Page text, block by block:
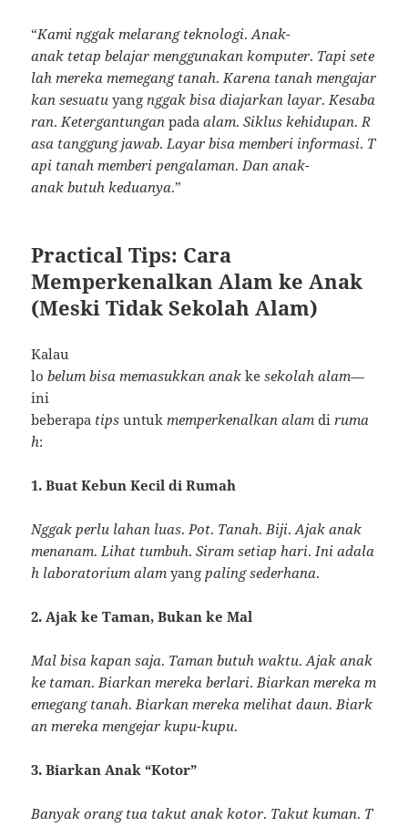
“Kami nggak melarang teknologi.Anak-
anak tetap belajar menggunakan komputer. Tapi sete
lah mereka memegang tanah. Karena tanah mengajar
kan sesuatu yang nggak bisa diajarkan layar. Kesaba
ran. Ketergantungan padaalam.Siklus kehidupan. R
asa tanggung jawab. Layar bisa memberi informasi. T
api tanah memberi pengalaman. Dan anak-
anak butuh keduanya.”
Practical Tips: Cara
Memperkenalkan Alam ke Anak
(Meski Tidak Sekolah Alam)
Kalau
lobelum bisa memasukkan anak kesekolah alam—
ini
beberapa tips untuk memperkenalkan alam diruma
h:
1. Buat Kebun Kecil di Rumah
Nggak perlu lahan luas. Pot. Tanah. Biji.Ajak anak
menanam. Lihat tumbuh.Siram setiap hari. Ini adala
h laboratorium alam yang paling sederhana.
2. Ajak ke Taman, Bukan ke Mal
Mal bisa kapan saja. Taman butuh waktu.Ajak anak
ke taman. Biarkan mereka berlari. Biarkan mereka m
emegang tanah. Biarkan mereka melihat daun. Biark
an mereka mengejar kupu-kupu.
3. Biarkan Anak “Kotor”
Banyak orang tua takut anak kotor. Takut kuman. T